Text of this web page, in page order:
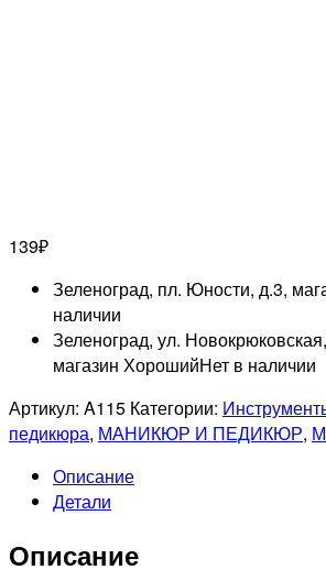
139₽
Зеленоград, пл. Юности, д.3,
наличии
Зеленоград, ул.
магазин ХорошийНет в наличии
Артикул: A115 Категории:
педикюра, МАНИКЮР И ПЕДИКЮР,
Описание
Детали
Описание